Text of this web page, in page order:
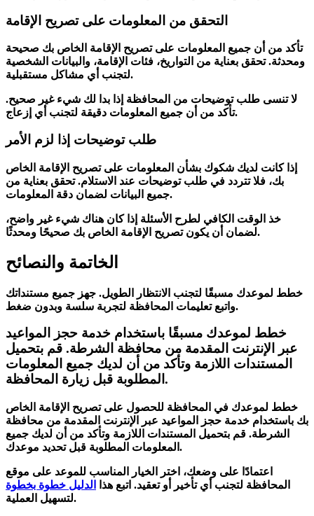
التحقق من المعلومات على تصريح الإقامة
تأكد من أن جميع المعلومات على تصريح الإقامة الخاص بك صحيحة
ومحدثة. تحقق بعناية من التواريخ، فئات الإقامة، والبيانات الشخصية
لتجنب أي مشاكل مستقبلية .
لا تنسى طلب توضيحات من المحافظة إذا بدا لك شيء غير صحيح.
تأكد من أن جميع المعلومات دقيقة لتجنب أي إزعاج .
طلب توضيحات إذا لزم الأمر
إذا كانت لديك شكوك بشأن المعلومات على تصريح الإقامة الخاص
بك، فلا تتردد في طلب توضيحات عند الاستلام. تحقق بعناية من
جميع البيانات لضمان دقة المعلومات.
خذ الوقت الكافي لطرح الأسئلة إذا كان هناك شيء غير واضح،
لضمان أن يكون تصريح الإقامة الخاص بك صحيحًا ومحدثًا .
الخاتمة والنصائح
خطط لموعدك مسبقًا لتجنب الانتظار الطويل. جهز جميع مستنداتك
واتبع تعليمات المحافظة لتجربة سلسة وبدون ضغط.
خطط لموعدك مسبقًا باستخدام خدمة حجز المواعيد
عبر الإنترنت المقدمة من محافظة الشرطة. قم بتحميل
المستندات اللازمة وتأكد من أن لديك جميع المعلومات
المطلوبة قبل زيارة المحافظة.
خطط لموعدك في المحافظة للحصول على تصريح الإقامة الخاص
بك باستخدام خدمة حجز المواعيد عبر الإنترنت المقدمة من محافظة
الشرطة. قم بتحميل المستندات اللازمة وتأكد من أن لديك جميع
المعلومات المطلوبة قبل تحديد موعدك.
اعتمادًا على وضعك، اختر الخيار المناسب للموعد على موقع
المحافظة لتجنب أي تأخير أو تعقيد. اتبع هذا
الدليل خطوة بخطوة
لتسهيل العملية.